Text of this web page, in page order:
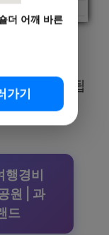
청을 하면 됩
행경비
원 | 과
드
더 어깨 바른
가기